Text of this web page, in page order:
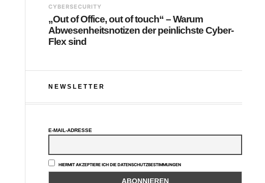
CYBERSECURITY
„Out of Office, out of touch“ – Warum
Abwesenheitsnotizen der peinlichste Cyber-
Flex sind
NEWSLETTER
E-MAIL-ADRESSE
HIERMIT AKZEPTIERE ICH DIE DATENSCHUTZBESTIMMUNGEN